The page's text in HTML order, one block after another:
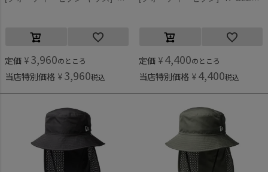
定価 ¥ 3,960のところ
当店特別価格 ¥ 3,960税込
定価 ¥ 4,400のところ
当店特別価格 ¥ 4,400税込